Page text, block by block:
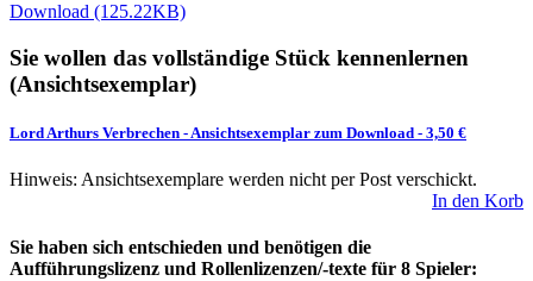
Download (125.22KB)
Sie wollen das vollständige Stück kennenlernen
(Ansichtsexemplar)
Lord Arthurs Verbrechen - Ansichtsexemplar zum Download - 3,50 €
Hinweis: Ansichtsexemplare werden nicht per Post verschickt.
In den Korb
Sie haben sich entschieden und benötigen die
Aufführungslizenz und Rollenlizenzen/-texte für 8 Spieler: